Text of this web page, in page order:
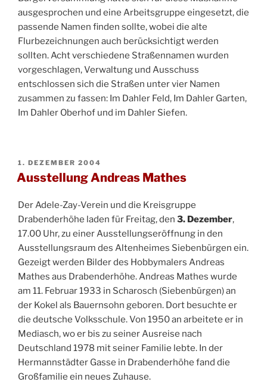
ausgesprochen und eine Arbeitsgruppe eingesetzt, die
passende Namen finden sollte, wobei die alte
Flurbezeichnungen auch berücksichtigt werden
sollten. Acht verschiedene Straßennamen wurden
vorgeschlagen, Verwaltung und Ausschuss
entschlossen sich die Straßen unter vier Namen
zusammen zu fassen: Im Dahler Feld, Im Dahler Garten,
Im Dahler Oberhof und im Dahler Siefen.
VERÖFFENTLICHT
AM
1. DEZEMBER 2004
Ausstellung Andreas Mathes
Der Adele-Zay-Verein und die Kreisgruppe
Drabenderhöhe laden für Freitag, den 3. Dezember,
17.00 Uhr, zu einer Ausstellungseröffnung in den
Ausstellungsraum des Altenheimes Siebenbürgen ein.
Gezeigt werden Bilder des Hobbymalers Andreas
Mathes aus Drabenderhöhe. Andreas Mathes wurde
am 11. Februar 1933 in Scharosch (Siebenbürgen) an
der Kokel als Bauernsohn geboren. Dort besuchte er
die deutsche Volksschule. Von 1950 an arbeitete er in
Mediasch, wo er bis zu seiner Ausreise nach
Deutschland 1978 mit seiner Familie lebte. In der
Hermannstädter Gasse in Drabenderhöhe fand die
Großfamilie ein neues Zuhause.